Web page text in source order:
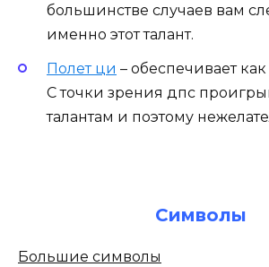
большинстве случаев вам
именно этот талант.
Полет ци – обеспечивает
С точки зрения дпс
талантам и поэтому
Символы
Большие символы